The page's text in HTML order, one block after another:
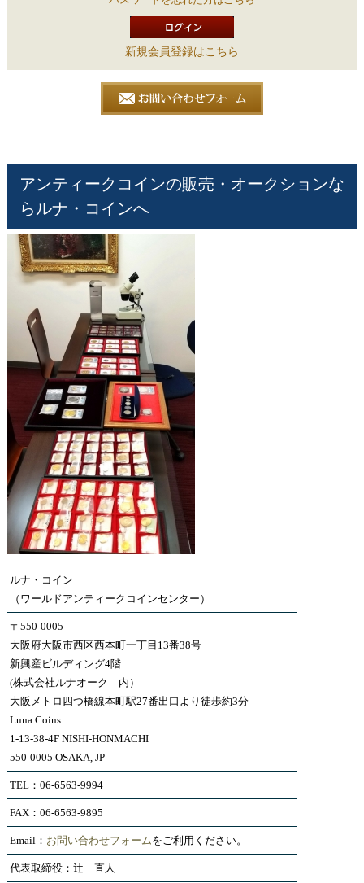
新規会員登録はこちら
アンティークコインの販売・オークションな
らルナ・コインへ
ルナ・コイン
（ワールドアンティークコインセンター）
〒550-0005
大阪府大阪市西区西本町一丁目13番38号
新興産ビルディング4階
(株式会社ルナオーク 内）
大阪メトロ四つ橋線本町駅27番出口より徒歩約3分
Luna Coins
1-13-38-4F NISHI-HONMACHI
550-0005 OSAKA, JP
TEL：06-6563-9994
FAX：06-6563-9895
Email： お問い合わせフォームをご利用ください。
代表取締役：辻 直人